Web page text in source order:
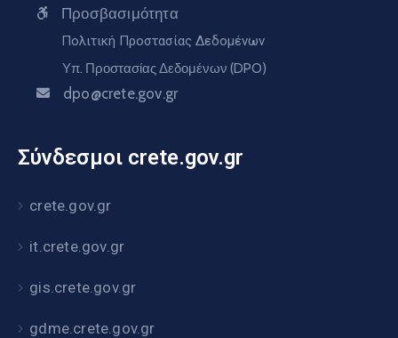
Προσβασιμότητα
Πολιτική Προστασίας Δεδομένων
Υπ. Προστασίας Δεδομένων (DPO)
dpo@crete.gov.gr
Σύνδεσμοι crete.gov.gr
crete.gov.gr
it.crete.gov.gr
gis.crete.gov.gr
gdme.crete.gov.gr